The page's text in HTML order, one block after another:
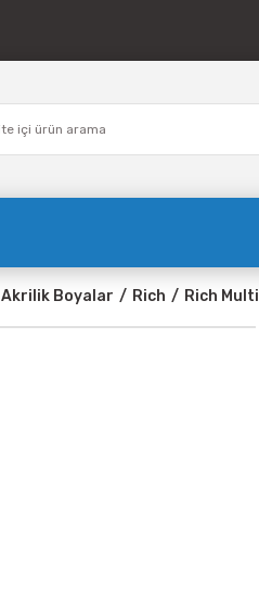
Akrilik Boyalar Rich Rich